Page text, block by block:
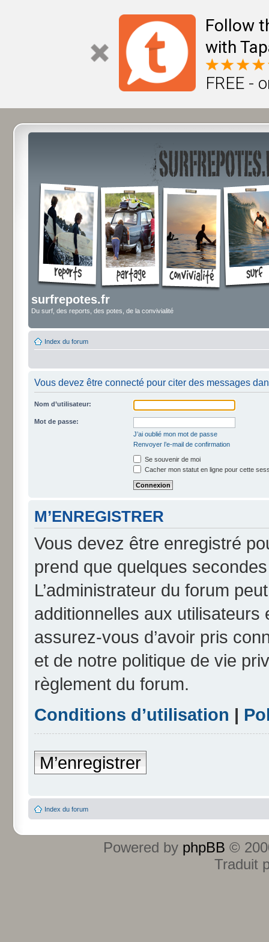
Follow
with
FREE -
surfrepotes.fr
Du surf, des reports, des potes, de la convivialité
Index du forum
Vous devez être connecté pour citer des messages
Nom d’utilisateur:
Mot de passe:
J’ai oublié mon mot de passe
Renvoyer l’e-mail de confirmation
Se souvenir de moi
Cacher mon statut en ligne pour cette
M’ENREGISTRER
Vous devez être enregistré
prend que quelques
L’administrateur du forum
additionnelles aux
assurez-vous d’avoir pris
et de notre politique de vie
règlement du forum.
Conditions d’utilisation |
M’enregistrer
Index du forum
Powered by phpBB ©
Traduit